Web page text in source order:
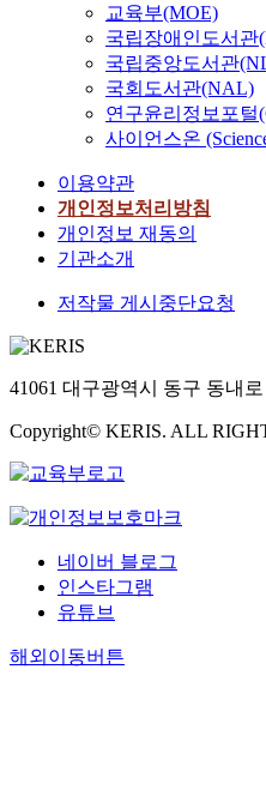
교육부(MOE)
국립장애인도서관
국립중앙도서관
국회도서관(NAL)
연구윤리정보포털
사이언스온
이용약관
개인정보처리방침
개인정보 재동의
기관소개
저작물 게시중단요청
41061 대구광역시 동구 동내
Copyright© KERIS. ALL
네이버 블로그
인스타그램
유튜브
해외이동버튼